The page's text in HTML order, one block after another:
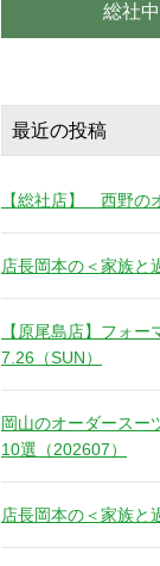
総社
最近の投稿
【総社店】 西野の
店長岡本の＜家族と
【原尾島店】フォー
7.26（SUN）
岡山のオーダース
10選（202607）
店長岡本の＜家族と